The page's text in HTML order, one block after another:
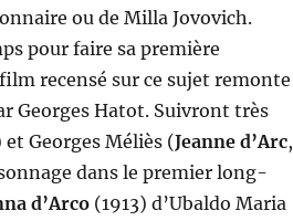
ou de Milla Jovovich.
pour faire sa première
recensé sur ce sujet remonte
Georges Hatot. Suivront très
et Georges Méliès (Jeanne d’Arc,
dans le premier long-
d’Arco(1913) d’Ubaldo Maria